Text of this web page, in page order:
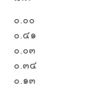
๐.๐๐
๐.๔๑
๐.๐๓
๐.๓๔
๐.๑๓